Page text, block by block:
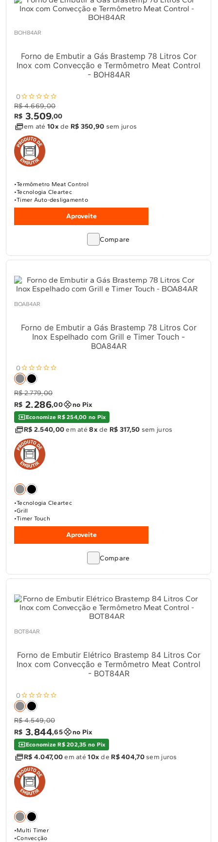
BOH84AR
Forno de Embutir a Gás Brastemp 78 Litros Cor
Inox com Convecção e Termômetro Meat Control
- BOH84AR
0
R$ 4.669,00
R$ 3.509,00
em até 10x de R$ 350,90 sem juros
Termômetro Meat Control
Tecnologia Cleartec
Timer Auto-desligamento
Aproveite
Compare
BOA84AR
Forno de Embutir a Gás Brastemp 78 Litros Cor
Inox Espelhado com Grill e Timer Touch -
BOA84AR
0
R$ 2.779,00
R$ 2.286,00 no Pix
Economize R$ 254,00 no Pix
R$ 2.540,00em até8x de R$ 317,50 sem juros
Tecnologia Cleartec
Grill
Timer Touch
Aproveite
Compare
BOT84AR
Forno de Embutir Elétrico Brastemp 84 Litros Cor
Inox com Convecção e Termômetro Meat Control
- BOT84AR
0
R$ 4.549,00
R$ 3.844,65 no Pix
Economize R$ 202,35 no Pix
R$ 4.047,00em até10x de R$ 404,70sem juros
Multi Timer
Convecção